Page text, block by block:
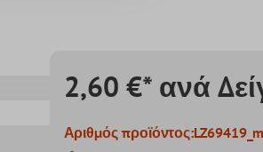
2,60 €* ανά
Αριθμός προϊόντος: